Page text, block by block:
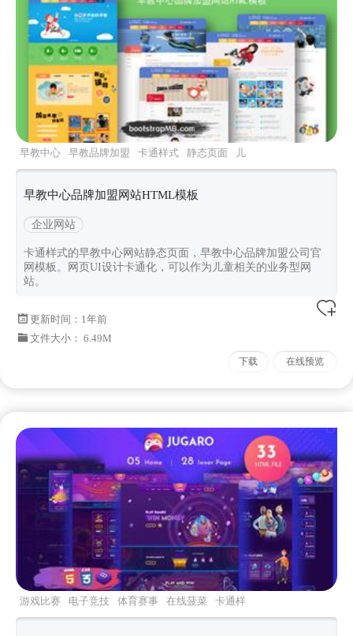
早教中心 早教品牌加盟 卡通样式 静态页面
儿
童网站
早教中心品牌加盟网站HTML模板
企业网站
卡通样式的早教中心网站静态页面，早教中心品牌加盟公司官
网模板。网页UI设计卡通化，可以作为儿童相关的业务型网
站。
更新时间： 1年前
文件大小： 6.49M
下载 在线预览
游戏比赛 电子竞技 体育赛事 在线菠菜
卡通样
式